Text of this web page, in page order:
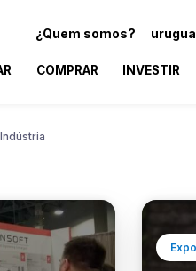
¿Quem somos?
COMPRAR INVESTIR
Indústria